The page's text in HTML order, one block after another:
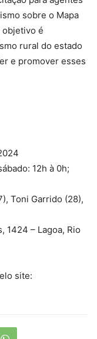
sobre o Mapa
objetivo é
rural do estado
e promover esses
12h à 0h;
Toni Garrido (28),
1424 – Lagoa, Rio
site: